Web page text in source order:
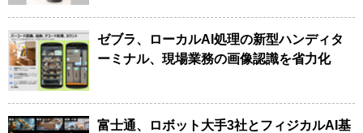
ゼブラ、ローカルAI処理の新型ハンディタ
ーミナル、現場業務の画像認識を省力化
富士通、ロボット大手3社とフィジカルAI基